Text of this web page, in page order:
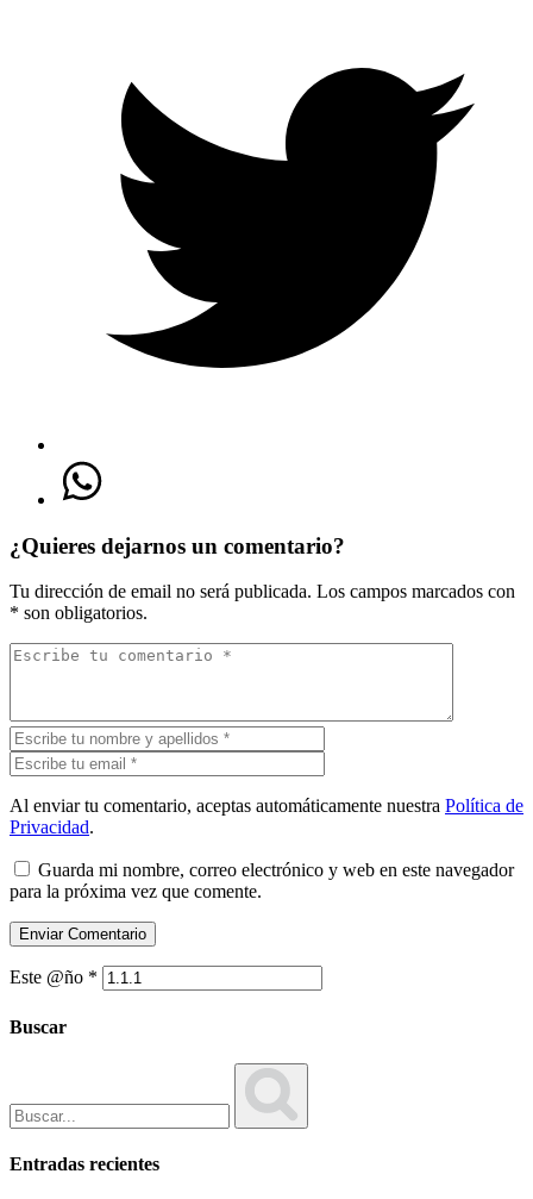
¿Quieres dejarnos un comentario?
Tu dirección de email no será publicada. Los campos marcados con
* son obligatorios.
Al enviar tu comentario, aceptas automáticamente nuestra Política de
Privacidad.
Guarda mi nombre, correo electrónico y web en este navegador
para la próxima vez que comente.
Este @ño *
Buscar
Entradas recientes